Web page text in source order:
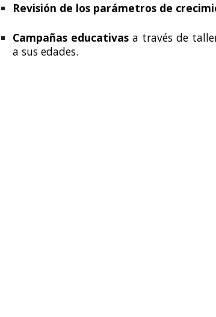
Revisión de los parámetros de
Campañas educativasa través de
a sus edades.